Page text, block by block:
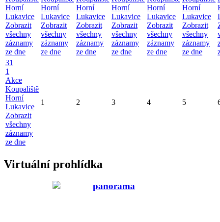
Horní
Lukavice
Zobrazit
všechny
záznamy
ze dne
Horní
Lukavice
Zobrazit
všechny
záznamy
ze dne
Horní
Lukavice
Zobrazit
všechny
záznamy
ze dne
Horní
Lukavice
Zobrazit
všechny
záznamy
ze dne
Horní
Lukavice
Zobrazit
všechny
záznamy
ze dne
Horní
Lukavice
Zobrazit
všechny
záznamy
ze dne
31
1
Akce
Koupaliště
Horní
Lukavice
Zobrazit
všechny
záznamy
ze dne
1 2 3 4 5
Virtuální prohlídka